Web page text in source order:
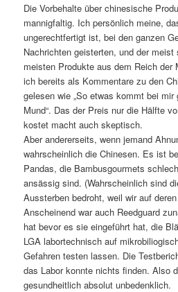
Die Vorbehalte über chinesische
mannigfaltig. Ich persönlich meine,
ungerechtfertigt ist, bei den ganzen
Nachrichten geisterten, und der
meisten Produkte aus dem Reich der
ich bereits als Kommentare zu den
gelesen wie „So etwas kommt bei
Mund“. Das der Preis nur die Hälfte
kostet macht auch skeptisch.
Aber andererseits, wenn jemand
wahrscheinlich die Chinesen. Es ist
Pandas, die Bambusgourmets
ansässig sind. (Wahrscheinlich sind
Aussterben bedroht, weil wir auf
Anscheinend war auch Reedguard
hat bevor es sie eingeführt hat, die
LGA labortechnisch auf
Gefahren testen lassen. Die
das Labor konnte nichts finden. Also
gesundheitlich absolut unbedenklich.